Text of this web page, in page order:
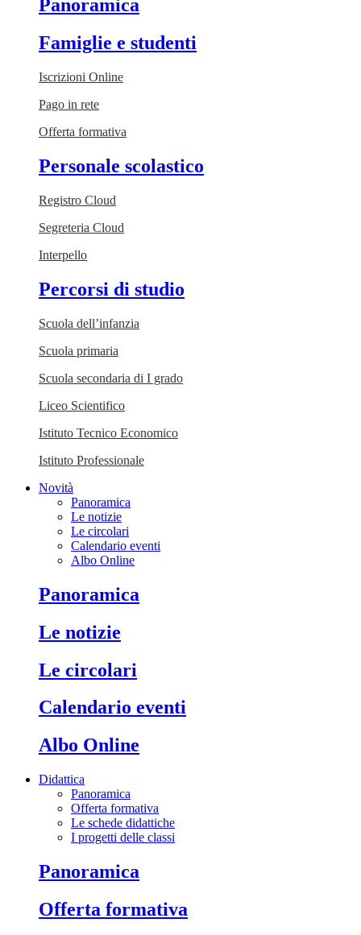
Panoramica
Famiglie e studenti
Iscrizioni Online
Pago in rete
Offerta formativa
Personale scolastico
Registro Cloud
Segreteria Cloud
Interpello
Percorsi di studio
Scuola dell’infanzia
Scuola primaria
Scuola secondaria di I grado
Liceo Scientifico
Istituto Tecnico Economico
Istituto Professionale
Novità
Panoramica
Le notizie
Le circolari
Calendario eventi
Albo Online
Panoramica
Le notizie
Le circolari
Calendario eventi
Albo Online
Didattica
Panoramica
Offerta formativa
Le schede didattiche
I progetti delle classi
Panoramica
Offerta formativa